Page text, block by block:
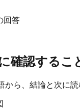
回答
確認するこ
から、結論と次に読